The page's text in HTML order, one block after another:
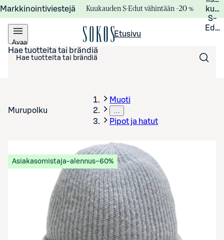
Markkinointiviestejä Kuukauden S-Edut vähintään –20 %
S-
Avaa
valikko
Etusivu
Hae tuotteita tai brändiä
Murupolku
Muoti
…
Pipot ja hatut
Avaa tuotekuva suurennettuna
Asiakasomistaja-alennus−60%